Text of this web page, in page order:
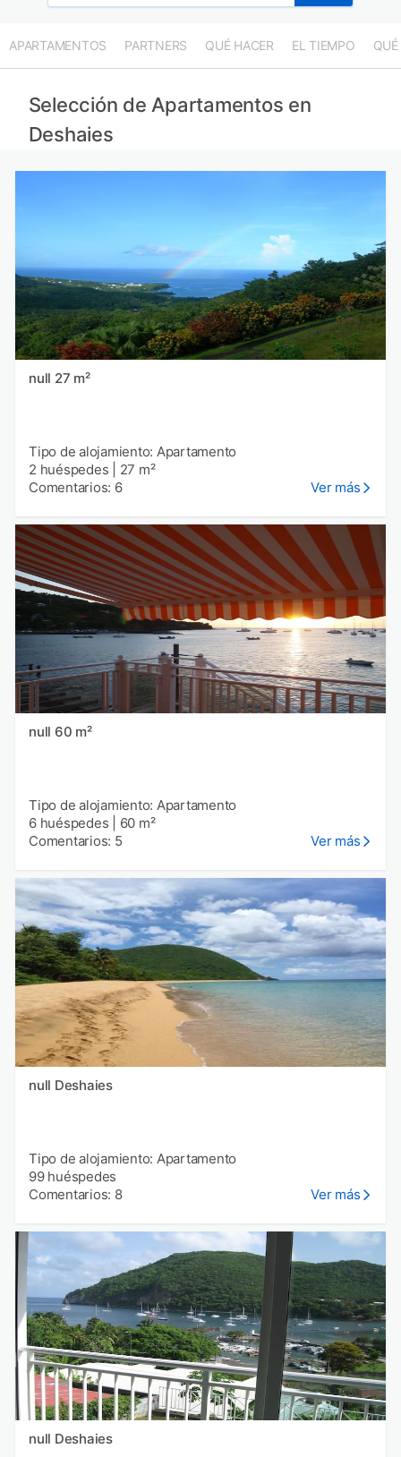
APARTAMENTOS PARTNERS QUÉ HACER EL TIEMPO QUÉ
Selección de Apartamentos en
Deshaies
null 27 m²
Tipo de alojamiento: Apartamento
2 huéspedes
27 m²
Comentarios: 6
Ver más
null 60 m²
Tipo de alojamiento: Apartamento
6 huéspedes
60 m²
Comentarios: 5
Ver más
null Deshaies
Tipo de alojamiento: Apartamento
99 huéspedes
Comentarios: 8
Ver más
null Deshaies